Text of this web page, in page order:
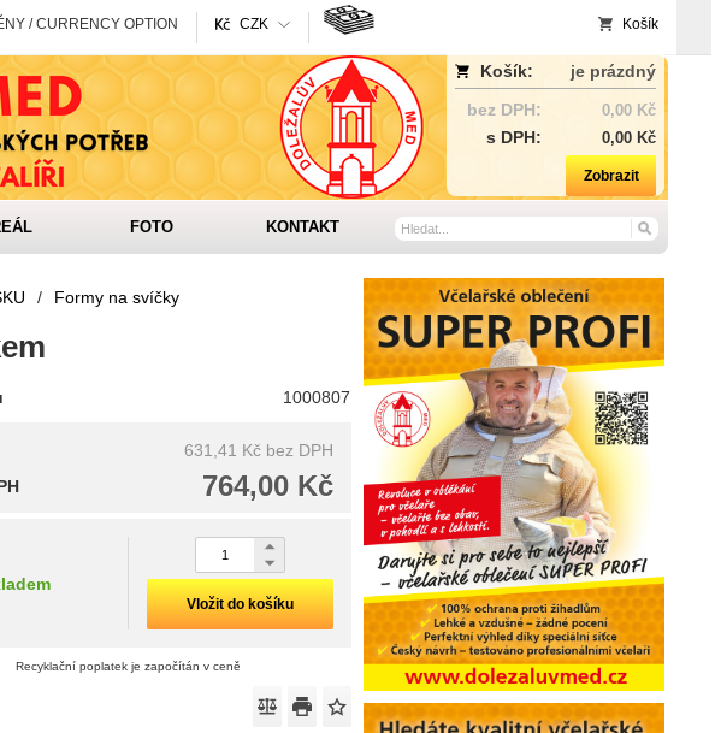
/ CURRENCY OPTION CZK Košík
Košík:
je prázdný
bez DPH:
0,00 Kč
s DPH: 0,00 Kč
Zobrazit
FOTO KONTAKT
/ Formy na svíčky
1000807
631,41 Kč bez DPH
764,00 Kč
Vložit do košíku
Recyklační poplatek je započítán v ceně